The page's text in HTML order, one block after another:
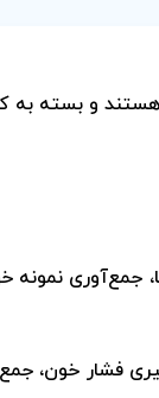
و بسته به
جمع‌آوری نمونه
فشار خون،